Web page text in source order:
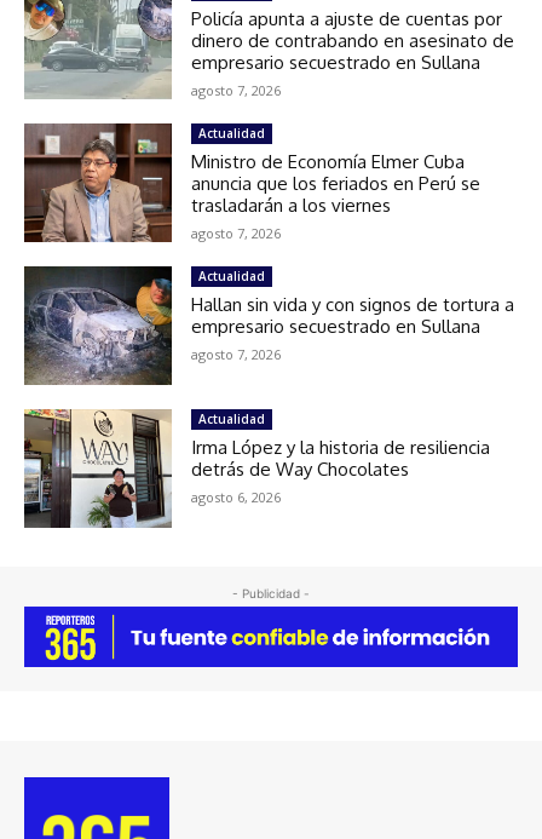
Policía apunta a ajuste de cuentas por
dinero de contrabando en asesinato de
empresario secuestrado en Sullana
agosto 7, 2026
Actualidad
Ministro de Economía Elmer Cuba
anuncia que los feriados en Perú se
trasladarán a los viernes
agosto 7, 2026
Actualidad
Hallan sin vida y con signos de tortura a
empresario secuestrado en Sullana
agosto 7, 2026
Actualidad
Irma López y la historia de resiliencia
detrás de Way Chocolates
agosto 6, 2026
- Publicidad -